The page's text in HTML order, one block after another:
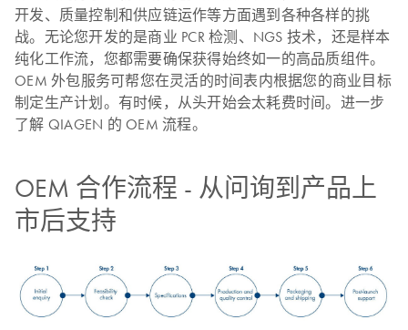
开发、质量控制和供应链运作等方面遇到各种各样的挑
战。无论您开发的是商业 PCR 检测、NGS 技术，还是样本
纯化工作流，您都需要确保获得始终如一的高品质组件。
OEM 外包服务可帮您在灵活的时间表内根据您的商业目标
制定生产计划。有时候，从头开始会太耗费时间。进一步
了解 QIAGEN 的 OEM 流程。
OEM 合作流程 - 从问询到产品上
市后支持